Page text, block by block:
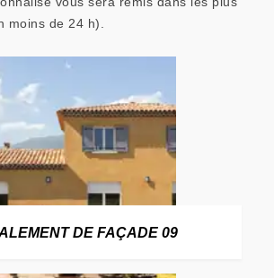
moins de 24 h).
DE FAÇADE 09